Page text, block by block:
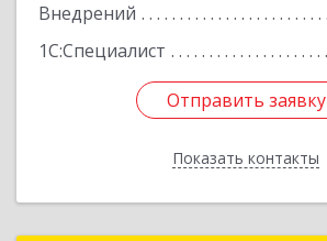
Внедрений
1С:Специалист
Отправить заявку
Показать контакты
Отправить заявку
Назад